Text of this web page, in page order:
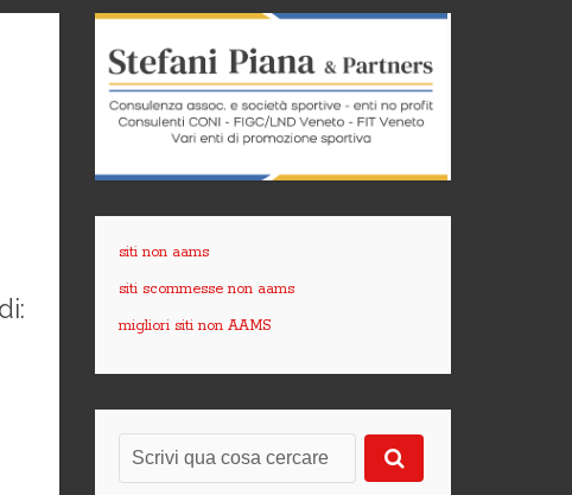
siti non aams
siti scommesse non aams
migliori siti non AAMS